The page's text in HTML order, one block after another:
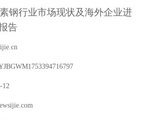
钢行业市场现状及海外企业进
告
12